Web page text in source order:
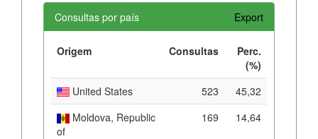
Consultas por país Export
Origem Consultas
Perc.
(%)
United States
523
45,32
Moldova, Republic
of
169 14,64